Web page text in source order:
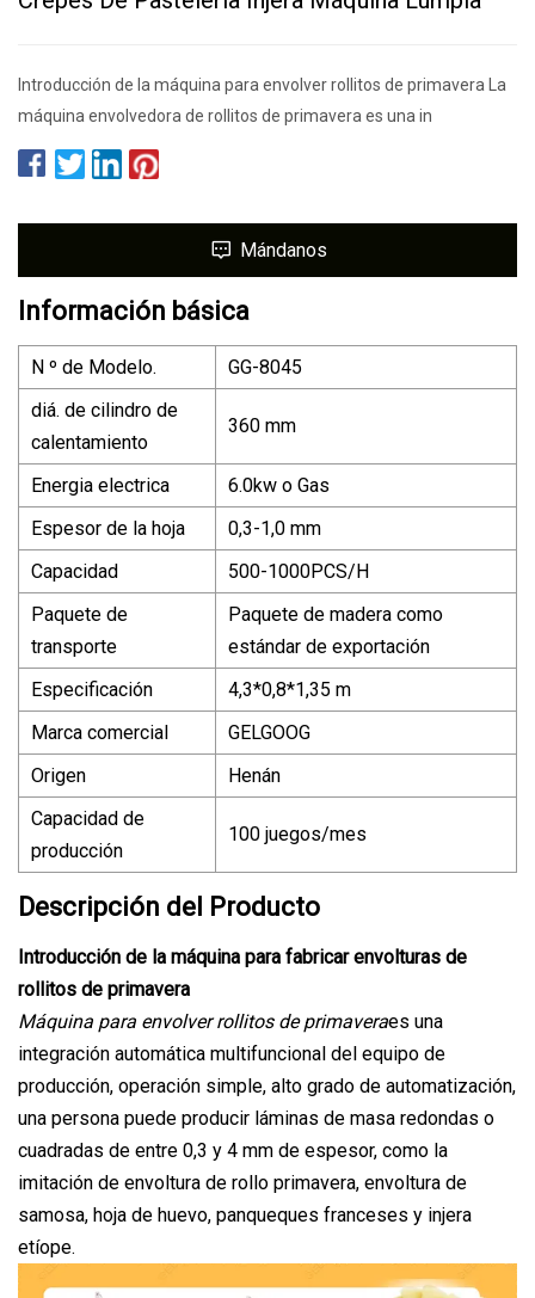
Introducción de la máquina para envolver rollitos de primavera La
máquina envolvedora de rollitos de primavera es una in
Mándanos
Información básica
N º de Modelo.
GG-8045
diá. de cilindro de
calentamiento
360 mm
Energia electrica
6.0kw o Gas
Espesor de la hoja
0,3-1,0 mm
Capacidad
500-1000PCS/H
Paquete de
transporte
Paquete de madera como
estándar de exportación
Especificación
4,3*0,8*1,35 m
Marca comercial
GELGOOG
Origen
Henán
Capacidad de
producción
100 juegos/mes
Descripción del Producto
Introducción de la máquina para fabricar envolturas de
rollitos de primavera
Máquina para envolver rollitos de primaveraes una
integración automática multifuncional del equipo de
producción, operación simple, alto grado de automatización,
una persona puede producir láminas de masa redondas o
cuadradas de entre 0,3 y 4 mm de espesor, como la
imitación de envoltura de rollo primavera, envoltura de
samosa, hoja de huevo, panqueques franceses y injera
etíope.